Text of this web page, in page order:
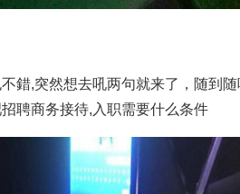
錯,突然想去吼两句就来了，随到
聘商务接待,入职需要什么条件